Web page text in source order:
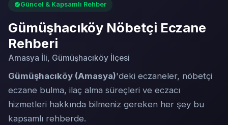
Güncel & Kapsamlı Rehber
Gümüşhacıköy Nöbetçi Eczane
Rehberi
Amasya İli, Gümüşhacıköy İlçesi
Gümüşhacıköy (Amasya)'deki eczaneler, nöbetçi
eczane bulma, ilaç alma süreçleri ve eczacı
hizmetleri hakkında bilmeniz gereken her şey bu
kapsamlı rehberde.